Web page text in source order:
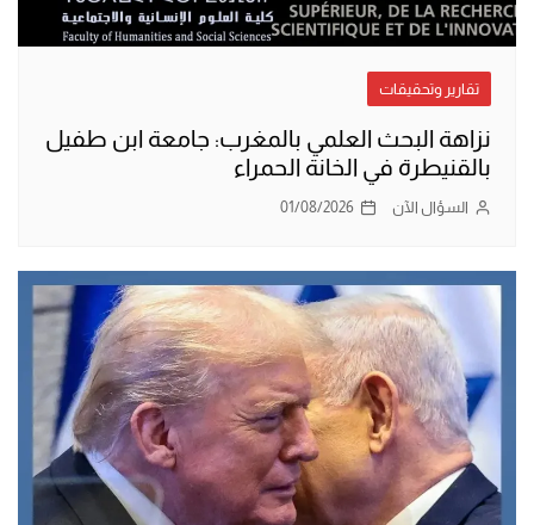
تقارير وتحقيقات
نزاهة البحث العلمي بالمغرب: جامعة ابن طفيل
بالقنيطرة في الخانة الحمراء
السؤال الآن 01/08/2026